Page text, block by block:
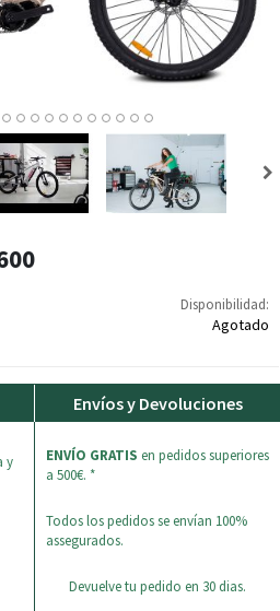
Disponibilidad:
Agotado
y
Envíos y Devoluciones
ENVÍO GRATIS en pedidos superiores
a 500€. *
Todos los pedidos se envían 100%
assegurados.
Devuelve tu pedido en 30 dias.